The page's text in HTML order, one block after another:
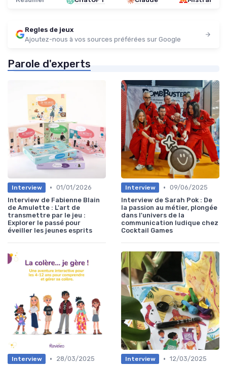
Regles de jeux
Ajoutez-nous à vos sources préférées sur Google
Parole d'experts
Interview • 01/01/2026
Interview de Fabienne Blain
de Amulette : L'art de
transmettre par le jeu :
Explorer le passé pour
éveiller les jeunes esprits
Interview • 09/06/2025
Interview de Sarah Pok : De
la passion au métier, plongée
dans l'univers de la
communication ludique chez
Cocktail Games
Interview •
28/03/2025
Interview • 12/03/2025